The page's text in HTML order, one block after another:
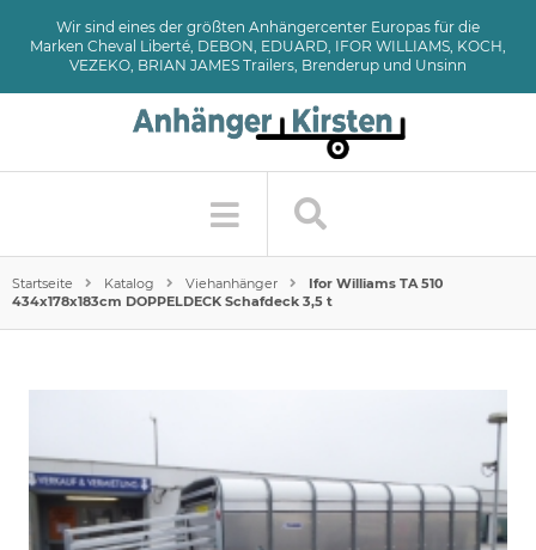
Wir sind eines der größten Anhängercenter Europas für die
Marken Cheval Liberté, DEBON, EDUARD, IFOR WILLIAMS, KOCH,
VEZEKO, BRIAN JAMES Trailers, Brenderup und Unsinn
Startseite Katalog Viehanhänger
Ifor Williams TA 510
434x178x183cm DOPPELDECK Schafdeck 3,5 t